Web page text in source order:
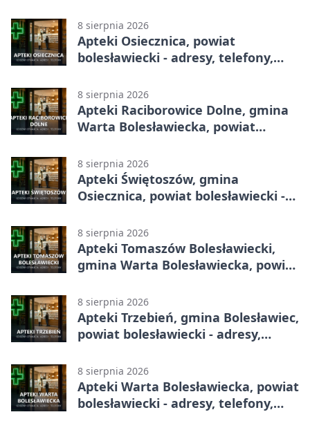
8 sierpnia 2026
Apteki Osiecznica, powiat
bolesławiecki - adresy, telefony,
8 sierpnia 2026
Apteki Raciborowice Dolne, gmina
Warta Bolesławiecka, powiat
godziny otwarcia
8 sierpnia 2026
Apteki Świętoszów, gmina
Osiecznica, powiat bolesławiecki -
8 sierpnia 2026
Apteki Tomaszów Bolesławiecki,
gmina Warta Bolesławiecka, powiat
godziny otwarcia
8 sierpnia 2026
Apteki Trzebień, gmina Bolesławiec,
powiat bolesławiecki - adresy,
8 sierpnia 2026
Apteki Warta Bolesławiecka, powiat
bolesławiecki - adresy, telefony,